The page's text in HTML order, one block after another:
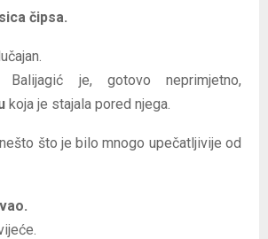
čipsa.
Balijagić je, gotovo neprimjetno,
koja je stajala pored njega.
što je bilo mnogo upečatljivije od